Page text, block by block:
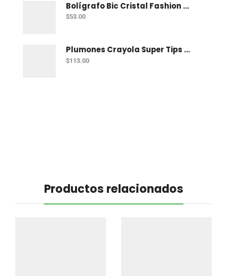
Bolígrafo Bic Cristal Fashion Con 15 Punto Grueso (1.2 Mm)
$53.00
Plumones Crayola Super Tips Pastel Con 12
$113.00
Productos relacionados